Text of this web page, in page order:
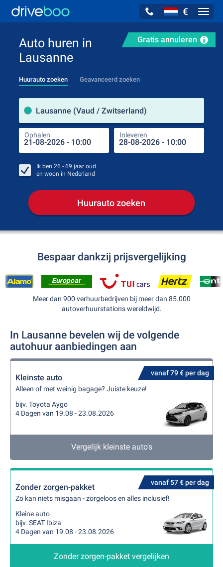
€
Gratis annuleren
Auto huren in
Lausanne
Huurauto zoeken Geavanceerd zoeken
Lausanne (Vaud / Zwitserland)
Ophalen Inleveren
Ik ben 26 - 69 jaar oud
en woon in Nederland
Huurauto zoeken
Bespaar dankzij prijsvergelijking
Meer dan 900 verhuurbedrijven bij meer dan 85.000
autoverhuurstations wereldwijd.
In Lausanne bevelen wij de volgende
autohuur aanbiedingen aan
vanaf 79 € per dag
Kleinste auto
Alleen of met weinig bagage? Juiste keuze!
bijv. Toyota Aygo
4 Dagen van 19.08 - 23.08.2026
Vergelijk kleinste auto's
vanaf 57 € per dag
Zonder zorgen-pakket
Zo kan niets misgaan - zorgeloos en alles inclusief!
Kleine auto
bijv. SEAT Ibiza
4 Dagen van 19.08 - 23.08.2026
Zonder zorgen-pakket vergelijken